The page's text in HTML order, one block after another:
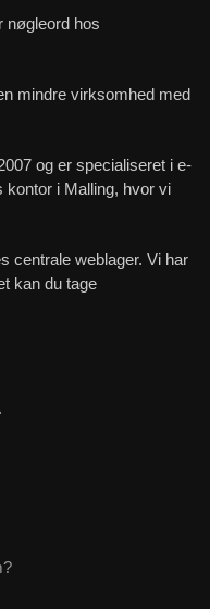
nøgleord hos
mindre virksomhed med
og er specialiseret i e-
kontor i Malling, hvor vi
centrale weblager. Vi har
kan du tage